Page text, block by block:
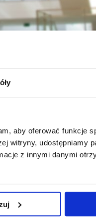
aby oferować funkcje
witryny, udostępniamy
z innymi danymi